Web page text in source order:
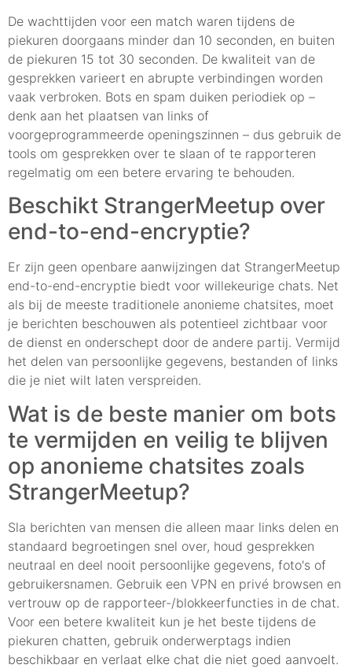
De wachttijden voor een match waren tijdens de
piekuren doorgaans minder dan 10 seconden, en buiten
de piekuren 15 tot 30 seconden. De kwaliteit van de
gesprekken varieert en abrupte verbindingen worden
vaak verbroken. Bots en spam duiken periodiek op –
denk aan het plaatsen van links of
voorgeprogrammeerde openingszinnen – dus gebruik de
tools om gesprekken over te slaan of te rapporteren
regelmatig om een betere ervaring te behouden.
Beschikt StrangerMeetup over
end-to-end-encryptie?
Er zijn geen openbare aanwijzingen dat StrangerMeetup
end-to-end-encryptie biedt voor willekeurige chats. Net
als bij de meeste traditionele anonieme chatsites, moet
je berichten beschouwen als potentieel zichtbaar voor
de dienst en onderschept door de andere partij. Vermijd
het delen van persoonlijke gegevens, bestanden of links
die je niet wilt laten verspreiden.
Wat is de beste manier om bots
te vermijden en veilig te blijven
op anonieme chatsites zoals
StrangerMeetup?
Sla berichten van mensen die alleen maar links delen en
standaard begroetingen snel over, houd gesprekken
neutraal en deel nooit persoonlijke gegevens, foto's of
gebruikersnamen. Gebruik een VPN en privé browsen en
vertrouw op de rapporteer-/blokkeerfuncties in de chat.
Voor een betere kwaliteit kun je het beste tijdens de
piekuren chatten, gebruik onderwerptags indien
beschikbaar en verlaat elke chat die niet goed aanvoelt.